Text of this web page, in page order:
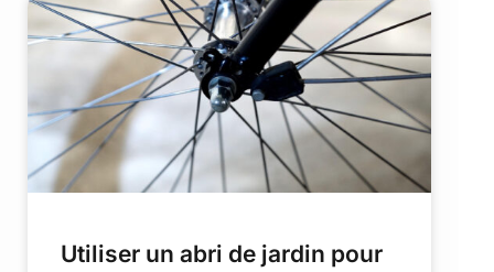
Utiliser un abri de jardin pour